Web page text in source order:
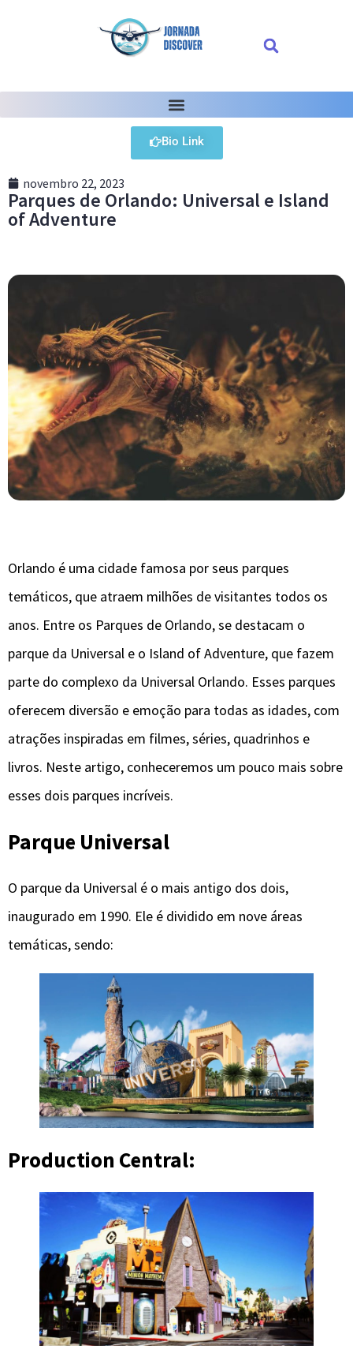
Bio Link
novembro 22, 2023
Parques de Orlando: Universal e Island
of Adventure
Orlando é uma cidade famosa por seus parques
temáticos, que atraem milhões de visitantes todos os
anos. Entre os Parques de Orlando, se destacam o
parque da Universal e o Island of Adventure, que fazem
parte do complexo da Universal Orlando. Esses parques
oferecem diversão e emoção para todas as idades, com
atrações inspiradas em filmes, séries, quadrinhos e
livros. Neste artigo, conheceremos um pouco mais sobre
esses dois parques incríveis.
Parque Universal
O parque da Universal é o mais antigo dos dois,
inaugurado em 1990. Ele é dividido em nove áreas
temáticas, sendo:
Production Central: